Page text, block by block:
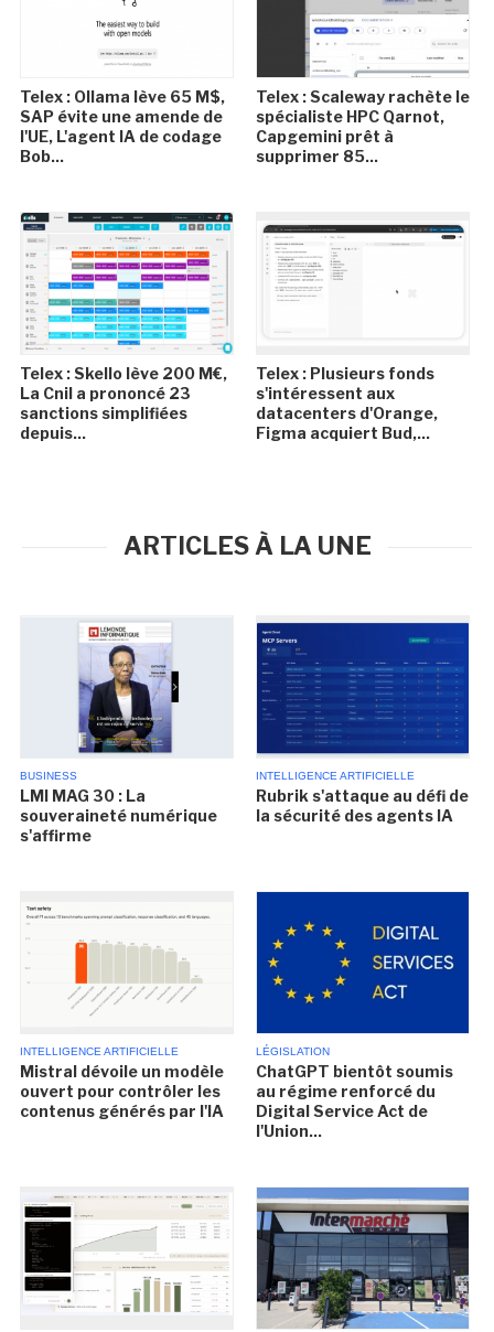
Telex : Ollama lève 65 M$,
SAP évite une amende de
l'UE, L'agent IA de codage
Bob...
Telex : Scaleway rachète le
spécialiste HPC Qarnot,
Capgemini prêt à
supprimer 85...
Telex : Skello lève 200 M€,
La Cnil a prononcé 23
sanctions simplifiées
depuis...
Telex : Plusieurs fonds
s'intéressent aux
datacenters d'Orange,
Figma acquiert Bud,...
ARTICLES À LA UNE
BUSINESS
LMI MAG 30 : La
souveraineté numérique
s'affirme
INTELLIGENCE ARTIFICIELLE
Rubrik s'attaque au défi de
la sécurité des agents IA
INTELLIGENCE ARTIFICIELLE
Mistral dévoile un modèle
ouvert pour contrôler les
contenus générés par l'IA
LÉGISLATION
ChatGPT bientôt soumis
au régime renforcé du
Digital Service Act de
l'Union...